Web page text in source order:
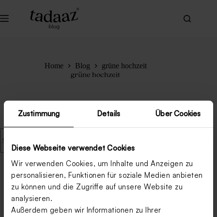
Zustimmung Details Über Cookies
Diese Webseite verwendet Cookies
Wir verwenden Cookies, um Inhalte und Anzeigen zu
personalisieren, Funktionen für soziale Medien anbieten
zu können und die Zugriffe auf unsere Website zu
analysieren.
Außerdem geben wir Informationen zu Ihrer
springen
Home Blog
grüne hochzeit
grüne hochzeit
Ergebnisse